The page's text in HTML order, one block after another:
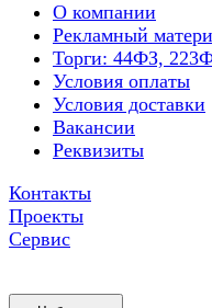
О компании
Рекламный
Торги: 44ФЗ,
Условия оплаты
Условия доставки
Вакансии
Реквизиты
Контакты
Проекты
Сервис